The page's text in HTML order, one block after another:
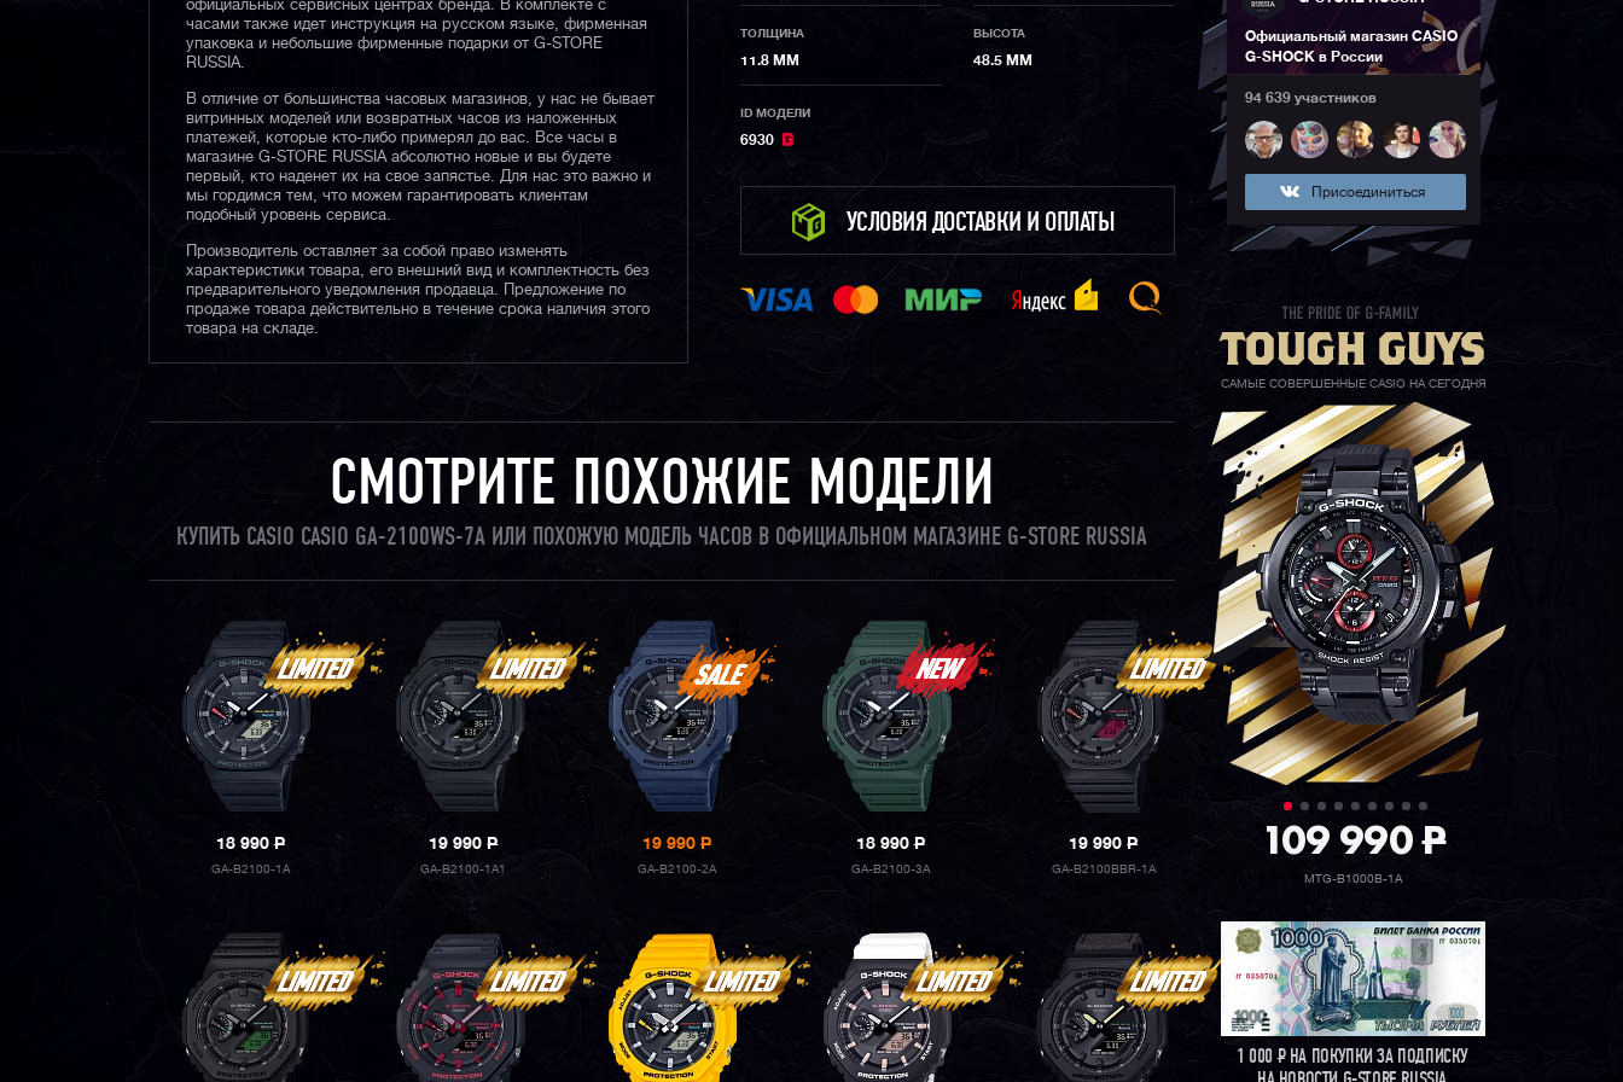
официальных сервисных центрах бренда. В комплекте с
часами также идет инструкция на русском языке, фирменная
упаковка и небольшие фирменные подарки от G-STORE
RUSSIA.
В отличие от большинства часовых магазинов, у нас не бывает
витринных моделей или возвратных часов из наложенных
платежей, которые кто-либо примерял до вас. Все часы в
магазине G-STORE RUSSIA абсолютно новые и вы будете
первый, кто наденет их на свое запястье. Для нас это важно и
мы гордимся тем, что можем гарантировать клиентам
подобный уровень сервиса.
Производитель оставляет за собой право изменять
характеристики товара, его внешний вид и комплектность без
предварительного уведомления продавца. Предложение по
продаже товара действительно в течение срока наличия этого
товара на складе.
ТОЛЩИНА
11.8 ММ
ВЫСОТА
48.5 ММ
ID МОДЕЛИ
6930
УСЛОВИЯ ДОСТАВКИ И ОПЛАТЫ
СМОТРИТЕ ПОХОЖИЕ МОДЕЛИ
КУПИТЬ CASIO CASIO GA-2100WS-7A ИЛИ ПОХОЖУЮ МОДЕЛЬ ЧАСОВ В ОФИЦИАЛЬНОМ МАГАЗИНЕ G-STORE RUSSIA
18 990P
GA-B2100-1A
19 990P
GA-B2100-1A1
19 990 P
GA-B2100-2A
18 990P
GA-B2100-3A
19 990P
GA-B2100BBR-1A
Официальный магазин CASIO
G-SHOCK в России
94 639 участников
Присоединиться
САМЫЕ СОВЕРШЕННЫЕ CASIO НА СЕГОДНЯ
109 990P
MTG-B1000B-1A
1 000РНА ПОКУПКИ ЗА ПОДПИСКУ